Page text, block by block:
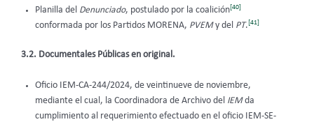
Planilla del Denunciado, postulado por la coalición[40]
conformada por los Partidos MORENA, PVEMy del PT.[41]
3.2. Documentales Públicas en original.
Oficio IEM-CA-244/2024, de veintinueve de noviembre,
mediante el cual, la Coordinadora de Archivo del IEMda
cumplimiento al requerimiento efectuado en el oficio IEM-SE-